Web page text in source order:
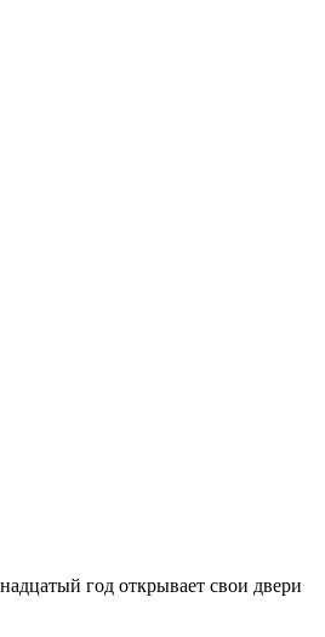
год открывает свои двери